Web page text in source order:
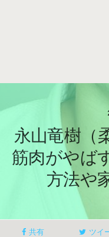
永山竜樹（
筋肉がやば
方法や
共有 ツイ